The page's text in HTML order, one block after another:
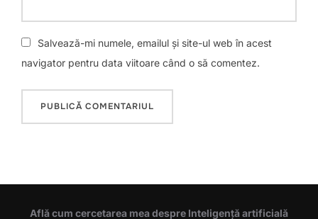
Salvează-mi numele, emailul și site-ul web în acest
navigator pentru data viitoare când o să comentez.
Află cum cercetarea mea despre Inteligență artificială